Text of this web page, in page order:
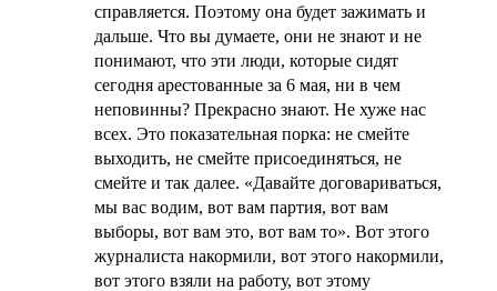
справляется. Поэтому она будет зажимать и
дальше. Что вы думаете, они не знают и не
понимают, что эти люди, которые сидят
сегодня арестованные за 6 мая, ни в чем
неповинны? Прекрасно знают. Не хуже нас
всех. Это показательная порка: не смейте
выходить, не смейте присоединяться, не
смейте и так далее. «Давайте договариваться,
мы вас водим, вот вам партия, вот вам
выборы, вот вам это, вот вам то». Вот этого
журналиста накормили, вот этого накормили,
вот этого взяли на работу, вот этому